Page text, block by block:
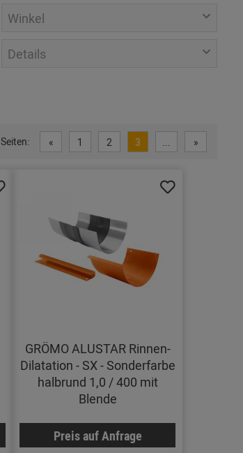
Winkel
Details
Seiten: « 1 2 3 ... »
GRÖMO ALUSTAR Rinnen-
Dilatation - SX - Sonderfarbe
halbrund 1,0 / 400 mit
Blende
Preis auf Anfrage